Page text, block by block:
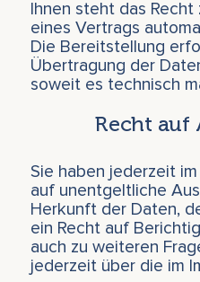
Ihnen steht das
eines Vertrags
Die Bereitstellung
Übertragung der
soweit es technisch
Recht auf
Sie haben jederzeit
auf unentgeltliche
Herkunft der Daten,
ein Recht auf
auch zu weiteren
jederzeit über die im